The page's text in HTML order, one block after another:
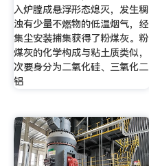
入炉膛成悬浮形态熄灭，发生稠
浊有少量不燃物的低温烟气，经
集尘安装捕集获得了粉煤灰。粉
煤灰的化学构成与粘土质类似，
次要身分为二氧化硅、三氧化二
铝